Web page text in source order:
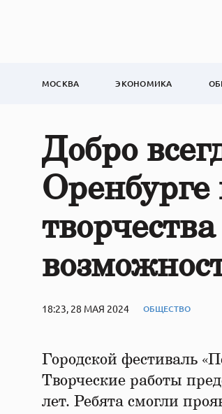
МОСКВА ЭКОНОМИКА
Добро
18:23, 28 МАЯ 2024 ОБЩЕСТВО
Городской фестиваль
Творческие работы
лет. Ребята смогли